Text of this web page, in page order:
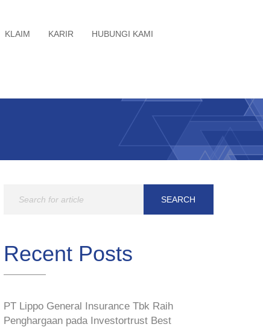
KLAIM KARIR HUBUNGI KAMI
Recent Posts
PT Lippo General Insurance Tbk Raih
Penghargaan pada Investortrust Best